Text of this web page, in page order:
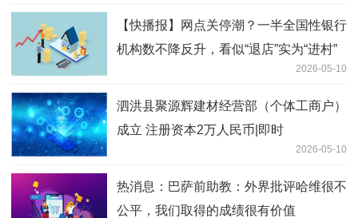
【快播报】网点关停潮？一半全国性银行
机构数不降反升，看似“退店”实为“进村”
2026-05-10
泗洪县聚源辉建材经营部（个体工商户）
成立 注册资本2万人民币|即时
2026-05-10
热消息：巴萨前助教：外界批评哈维很不
公平，我们取得的成绩很有价值